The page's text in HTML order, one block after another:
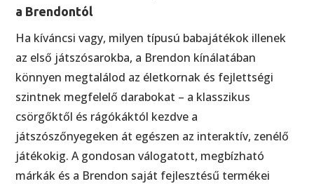
a Brendontól
Ha kíváncsi vagy, milyen típusú babajátékok illenek
az első játszósarokba, a Brendon kínálatában
könnyen megtalálod az életkornak és fejlettségi
szintnek megfelelő darabokat – a klasszikus
csörgőktől és rágókáktól kezdve a
játszószőnyegeken át egészen az interaktív, zenélő
játékokig. A gondosan válogatott, megbízható
márkák és a Brendon saját fejlesztésű termékei